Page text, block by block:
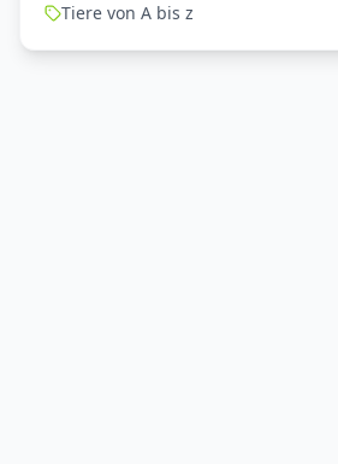
Tiere von A bis z